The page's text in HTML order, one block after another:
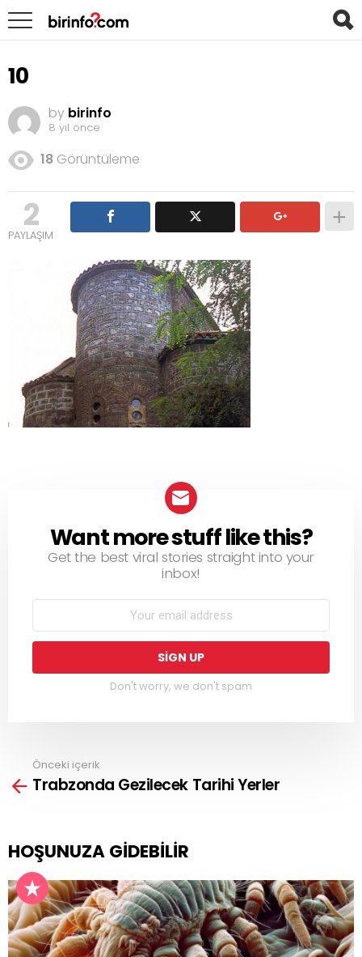
10
by birinfo
8 yıl önce
18 Görüntüleme
2
PAYLAŞIM
NEWSLETTER
Want more stuff like this?
Get the best viral stories straight into your
inbox!
Don't worry, we don't spam
more
Önceki içerik
Trabzonda Gezilecek Tarihi Yerler
HOŞUNUZA GIDEBILIR